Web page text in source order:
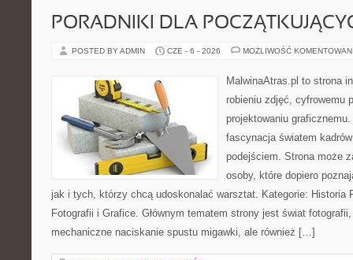
PORADNIKI DLA
POSTED BY ADMIN CZE - 6 - 2026 MOŻLIWOŚĆ
MalwinaAtras.pl to strona
robieniu zdjęć, cyfrowemu
projektowaniu
fascynacja światem
podejściem. Strona może
osoby, które dopiero
jak i tych, którzy chcą udoskonalać warsztat. Kategorie: Historia
Fotografii i Grafice. Głównym tematem strony jest świat
mechaniczne naciskanie spustu migawki, ale również […]